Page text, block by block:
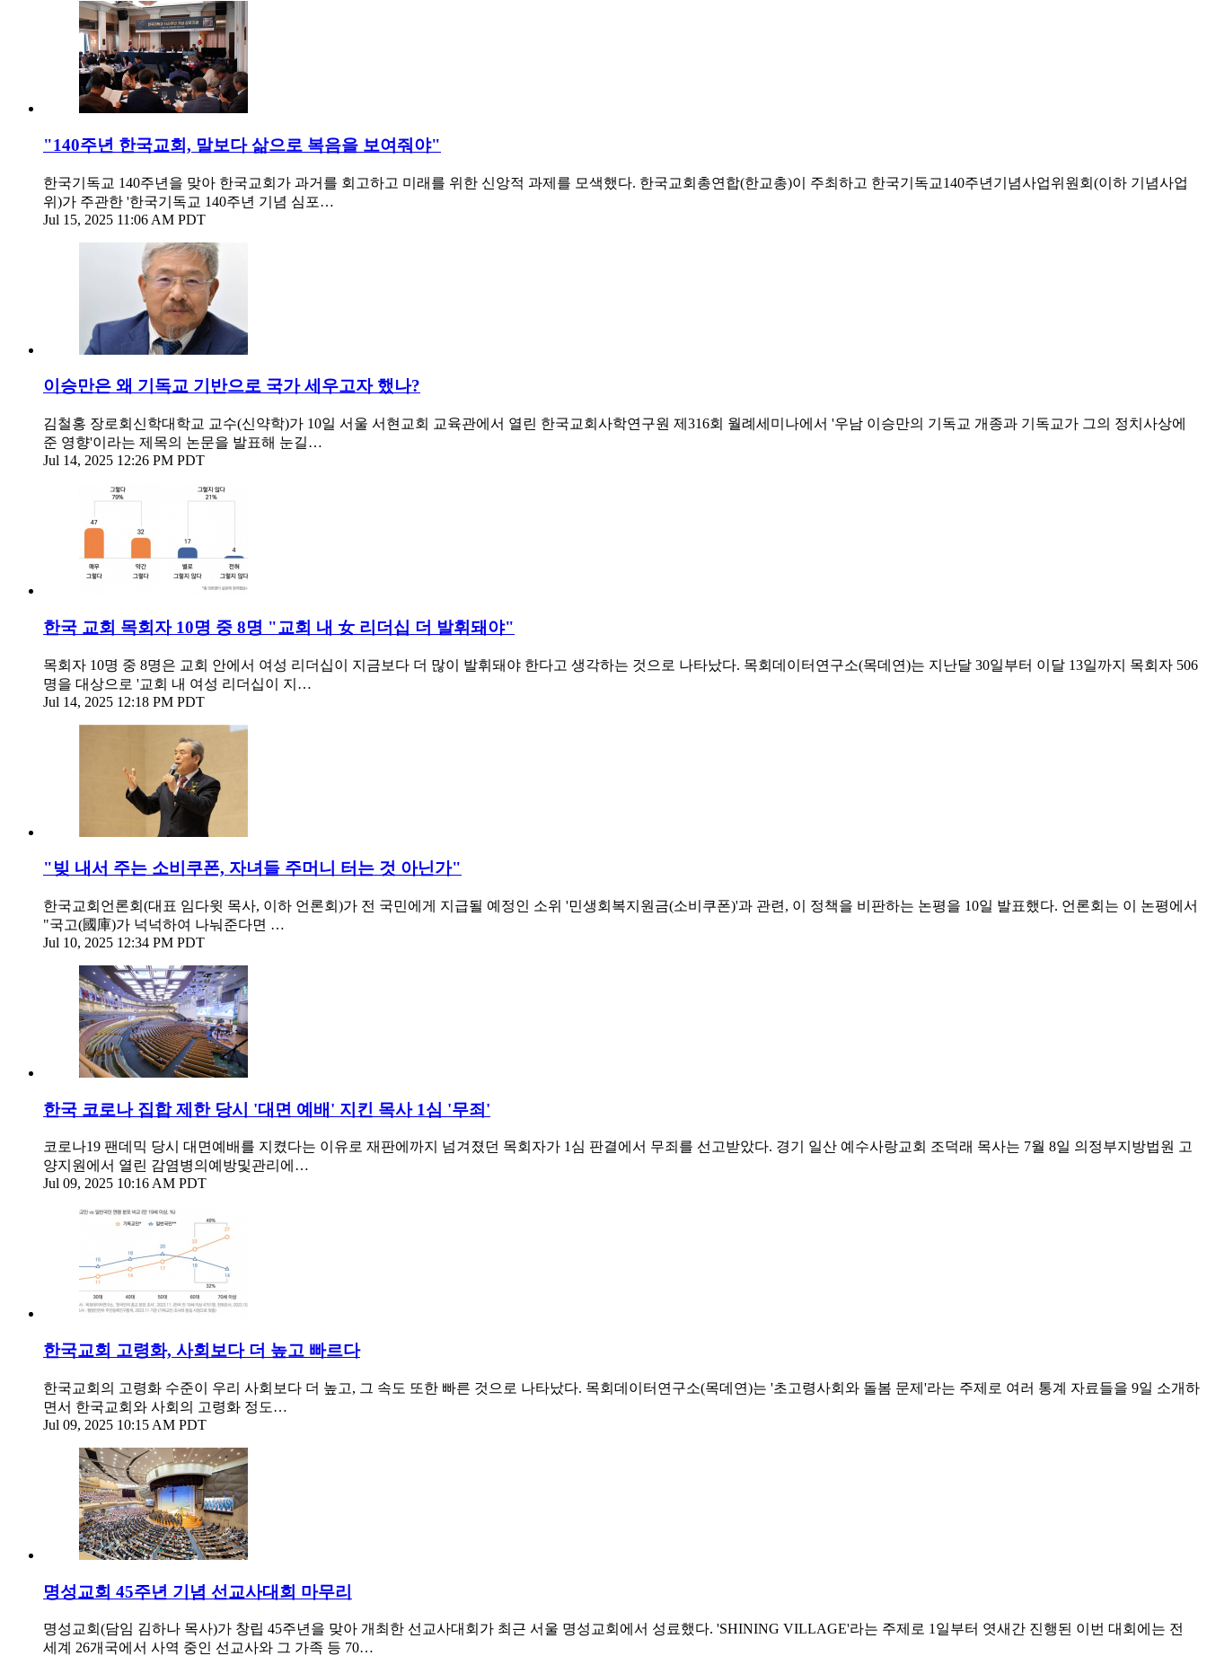
"140주년 한국교회, 말보다 삶으로 복음을 보여줘야"
한국기독교 140주년을 맞아 한국교회가 과거를 회고하고 미래를 위한 신앙적 과제를 모색했다. 한국교회총연합(한교총)이 주최하고 한국기독교140주년기념사업위원회(이하 기념사업
위)가 주관한 '한국기독교 140주년 기념 심포…
Jul 15, 2025 11:06 AM PDT
이승만은 왜 기독교 기반으로 국가 세우고자 했나?
김철홍 장로회신학대학교 교수(신약학)가 10일 서울 서현교회 교육관에서 열린 한국교회사학연구원 제316회 월례세미나에서 '우남 이승만의 기독교 개종과 기독교가 그의 정치사상에
준 영향'이라는 제목의 논문을 발표해 눈길…
Jul 14, 2025 12:26 PM PDT
한국 교회 목회자 10명 중 8명 "교회 내 女 리더십 더 발휘돼야"
목회자 10명 중 8명은 교회 안에서 여성 리더십이 지금보다 더 많이 발휘돼야 한다고 생각하는 것으로 나타났다. 목회데이터연구소(목데연)는 지난달 30일부터 이달 13일까지 목회자 506
명을 대상으로 '교회 내 여성 리더십이 지…
Jul 14, 2025 12:18 PM PDT
"빚 내서 주는 소비쿠폰, 자녀들 주머니 터는 것 아닌가"
한국교회언론회(대표 임다윗 목사, 이하 언론회)가 전 국민에게 지급될 예정인 소위 '민생회복지원금(소비쿠폰)'과 관련, 이 정책을 비판하는 논평을 10일 발표했다. 언론회는 이 논평에서
"국고(國庫)가 넉넉하여 나눠준다면 …
Jul 10, 2025 12:34 PM PDT
한국 코로나 집합 제한 당시 '대면 예배' 지킨 목사 1심 '무죄'
코로나19 팬데믹 당시 대면예배를 지켰다는 이유로 재판에까지 넘겨졌던 목회자가 1심 판결에서 무죄를 선고받았다. 경기 일산 예수사랑교회 조덕래 목사는 7월 8일 의정부지방법원 고
양지원에서 열린 감염병의예방및관리에…
Jul 09, 2025 10:16 AM PDT
한국교회 고령화, 사회보다 더 높고 빠르다
한국교회의 고령화 수준이 우리 사회보다 더 높고, 그 속도 또한 빠른 것으로 나타났다. 목회데이터연구소(목데연)는 '초고령사회와 돌봄 문제'라는 주제로 여러 통계 자료들을 9일 소개하
면서 한국교회와 사회의 고령화 정도…
Jul 09, 2025 10:15 AM PDT
명성교회 45주년 기념 선교사대회 마무리
명성교회(담임 김하나 목사)가 창립 45주년을 맞아 개최한 선교사대회가 최근 서울 명성교회에서 성료했다. 'SHINING VILLAGE'라는 주제로 1일부터 엿새간 진행된 이번 대회에는 전
세계 26개국에서 사역 중인 선교사와 그 가족 등 70…